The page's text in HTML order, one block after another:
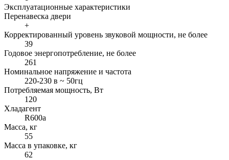
Эксплуатационные характеристики
Перенавеска двери
+
Корректированный уровень звуковой мощности, не более
39
Годовое энергопотребление, не более
261
Номинальное напряжение и частота
220-230 в ~ 50гц
Потребляемая мощность, Вт
120
Хладагент
R600a
Масса, кг
55
Масса в упаковке, кг
62